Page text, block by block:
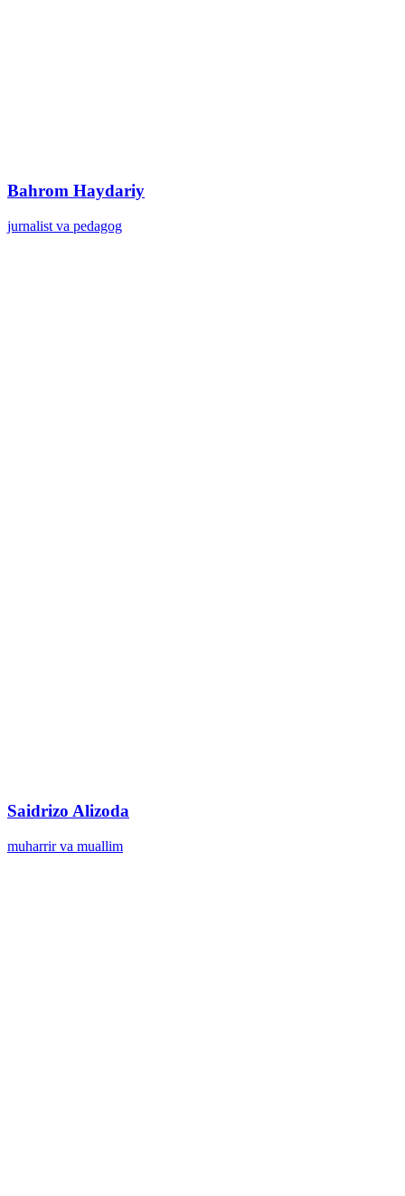
Bahrom Haydariy
jurnalist va pedagog
Saidrizo Alizoda
muharrir va muallim